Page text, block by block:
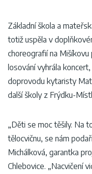
Základní škola a
totiž uspěla v
choreografií na Mišíkovu
losování vyhrála
doprovodu kytaristy
další školy z Frýdku-
„Děti se moc těšily. Na
tělocvičnu, se nám
Michálková, garantka
Chlebovice. „Nacvičení